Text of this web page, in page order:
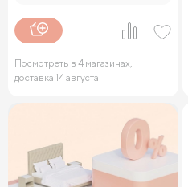
Посмотреть в 4 магазинах,
доставка 14 августа